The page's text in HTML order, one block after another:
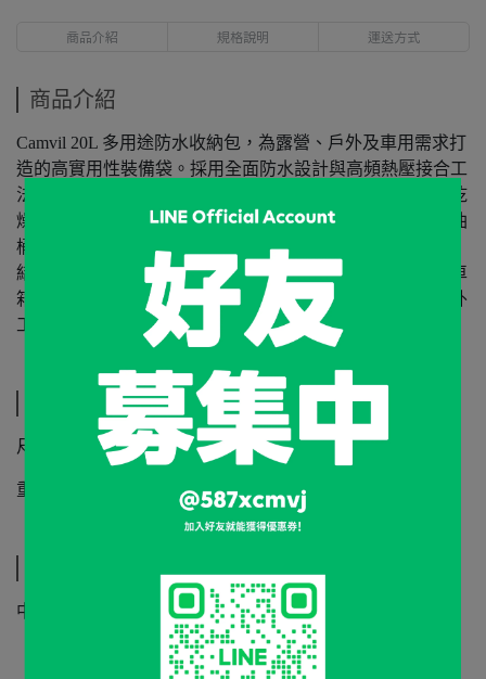
商品介紹 規格說明 運送方式
商品介紹
Camvil 20L 多用途防水收納包，為露營、戶外及車用需求打
造的高實用性裝備袋。採用全面防水設計與高頻熱壓接合工
法，能有效阻隔雨水、泥濘與液體滲漏，確保內容物保持乾
燥安全。寬口上開式設計使取物更快速順手，可輕鬆放入油
桶、暖爐配件、燈具、工具等中型裝備。
結構輕量、布料耐磨，搭配加厚提把，適合日常攜帶、後車
箱整理、戶外場景使用。無論單日露營、車泊、釣魚或戶外
工作，一包搞定多種用途。
尺寸：725 × 580 mm
重量：0.54 kg
中華郵政